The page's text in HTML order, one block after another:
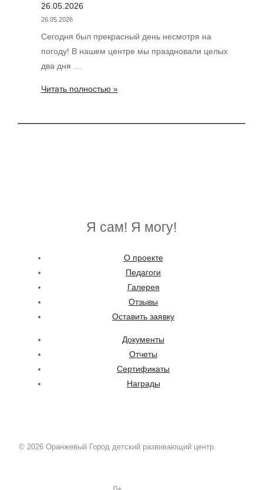
этого
маленького,
но
значимого
события!
26.05.2026
26.05.2026
Сегодня был прекрасный день несмотря на
погоду! В нашем центре мы праздновали целых
два дня …
26.05.2026
Читать полностью »
Я сам! Я могу!
О проекте
Педагоги
Галерея
Отзывы
Оставить заявку
Документы
Отчеты
Сертификаты
Награды
© 2026 Оранжевый Город детский развивающий центр.